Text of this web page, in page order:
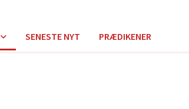
SENESTE NYT PRÆDIKENER